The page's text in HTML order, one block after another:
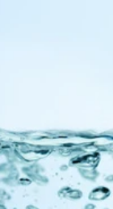
ODŻYWKI